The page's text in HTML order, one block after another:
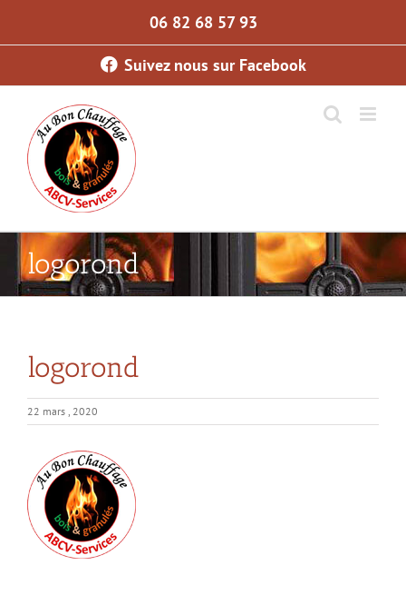
06 82 68 57 93
Suivez nous sur Facebook
logorond
logorond
22 mars , 2020